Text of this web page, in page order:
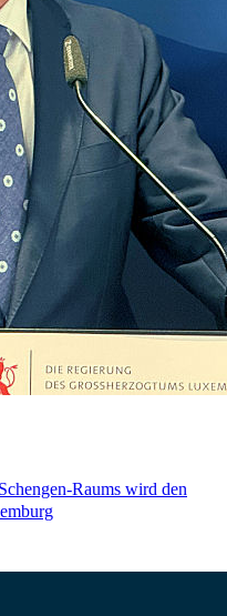
Raums wird den